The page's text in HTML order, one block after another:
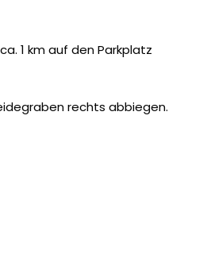
1 km auf den Parkplatz
rechts abbiegen.